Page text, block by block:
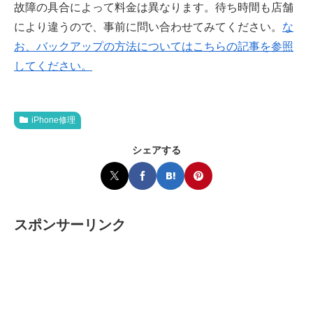
故障の具合によって料金は異なります。待ち時間も店舗
により違うので、事前に問い合わせてみてください。 な
お、バックアップの方法についてはこちらの記事を参照
してください。
iPhone修理
シェアする
スポンサーリンク